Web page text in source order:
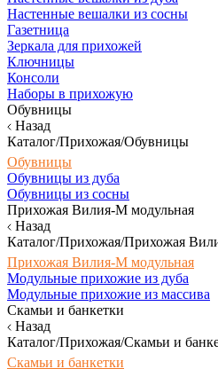
Настенные вешалки из сосны
Газетница
Зеркала для прихожей
Ключницы
Консоли
Наборы в прихожую
Обувницы
Назад
Каталог/Прихожая/Обувницы
Обувницы
Обувницы из дуба
Обувницы из сосны
Прихожая Вилия-М модульная
Назад
Каталог/Прихожая/Прихожая
Прихожая Вилия-М модульная
Модульные прихожие из дуба
Модульные прихожие из массива
Скамьи и банкетки
Назад
Каталог/Прихожая/Скамьи и
Скамьи и банкетки